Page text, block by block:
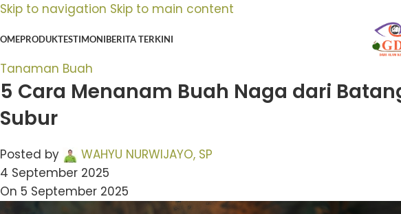
Skip to navigation Skip to main content
PRODUKTESTIMONIBERITA TERKINI
Tanaman Buah
5 Cara Menanam Buah Naga dari
Subur
Posted by
WAHYU NURWIJAYO, SP
4 September 2025
On 5 September 2025